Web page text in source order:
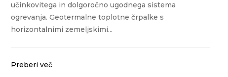
učinkovitega in dolgoročno ugodnega sistema
ogrevanja. Geotermalne toplotne črpalke s
horizontalnimi zemeljskimi...
Preberi več